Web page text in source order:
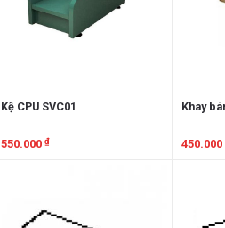
Kệ CPU SVC01
550.000 ₫
Khay
450.000